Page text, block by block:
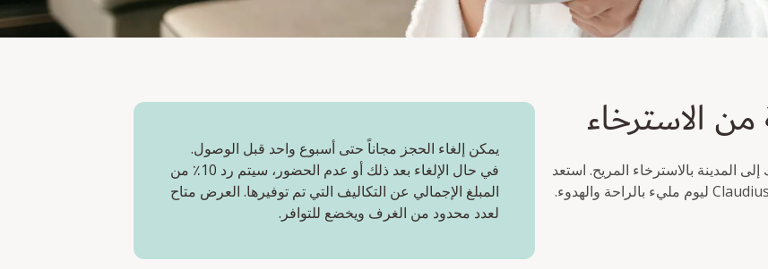
الاسترخاء
المدينة بالاسترخاء المريح. استعد
يمكن إلغاء الحجز مجاناً حتى أسبوع واحد قبل الوصول.
في حال الإلغاء بعد ذلك أو عدم الحضور، سيتم رد 10٪ من
المبلغ الإجمالي عن التكاليف التي تم توفيرها. العرض متاح
لعدد محدود من الغرف ويخضع للتوافر.